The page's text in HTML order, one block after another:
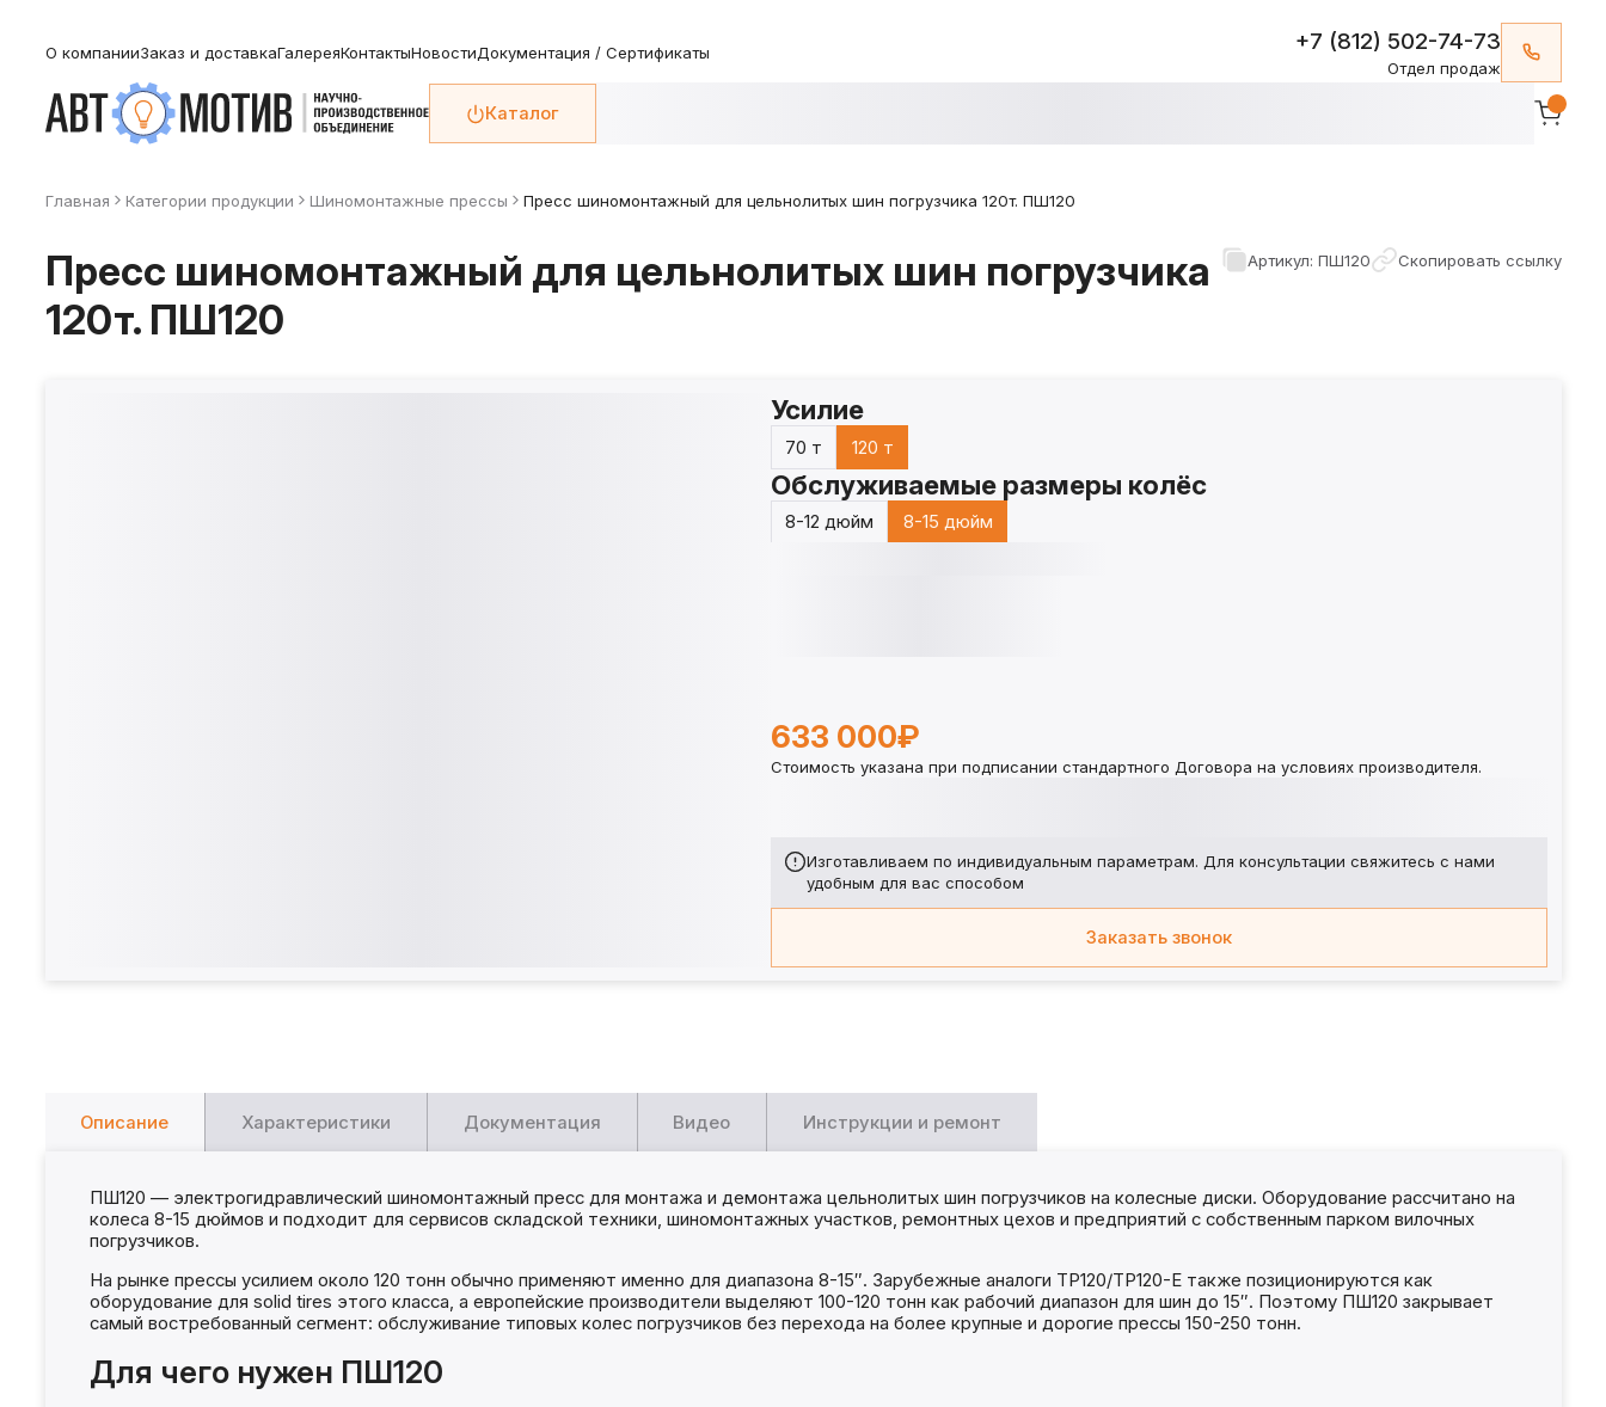
О компанииЗаказ и доставкаГалереяКонтактыНовостиДокументация / Сертификаты +7 (812) 502-74-73
Отдел продаж
Каталог
Главная Категории продукции Шиномонтажные прессы Пресс шиномонтажный для цельнолитых шин погрузчика 120т. ПШ120
Пресс шиномонтажный для цельнолитых шин погрузчика
120т. ПШ120
Артикул: ПШ120 Скопировать ссылку
Усилие
70 т 120 т
Обслуживаемые размеры колёс
8-12 дюйм 8-15 дюйм
633 000₽
Стоимость указана при подписании стандартного Договора на условиях производителя.
Изготавливаем по индивидуальным параметрам. Для консультации свяжитесь с нами
удобным для вас способом
Заказать звонок
Описание Характеристики Документация Видео Инструкции и ремонт
ПШ120 — электрогидравлический шиномонтажный пресс для монтажа и демонтажа цельнолитых шин погрузчиков на колесные диски. Оборудование рассчитано на
колеса 8-15 дюймов и подходит для сервисов складской техники, шиномонтажных участков, ремонтных цехов и предприятий с собственным парком вилочных
погрузчиков.
На рынке прессы усилием около 120 тонн обычно применяют именно для диапазона 8-15″. Зарубежные аналоги TP120/TP120-E также позиционируются как
оборудование для solid tires этого класса, а европейские производители выделяют 100-120 тонн как рабочий диапазон для шин до 15″. Поэтому ПШ120 закрывает
самый востребованный сегмент: обслуживание типовых колес погрузчиков без перехода на более крупные и дорогие прессы 150-250 тонн.
Для чего нужен ПШ120